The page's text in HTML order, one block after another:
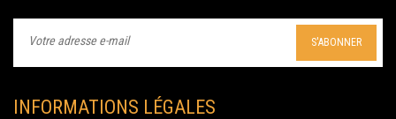
S'ABONNER
INFORMATIONS LÉGALES